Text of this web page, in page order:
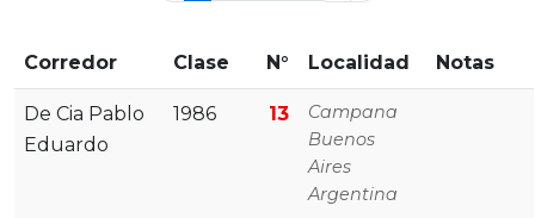
Corredor Clase N° Localidad Notas
De Cia Pablo
Eduardo
1986 13
Campana
Buenos
Aires
Argentina